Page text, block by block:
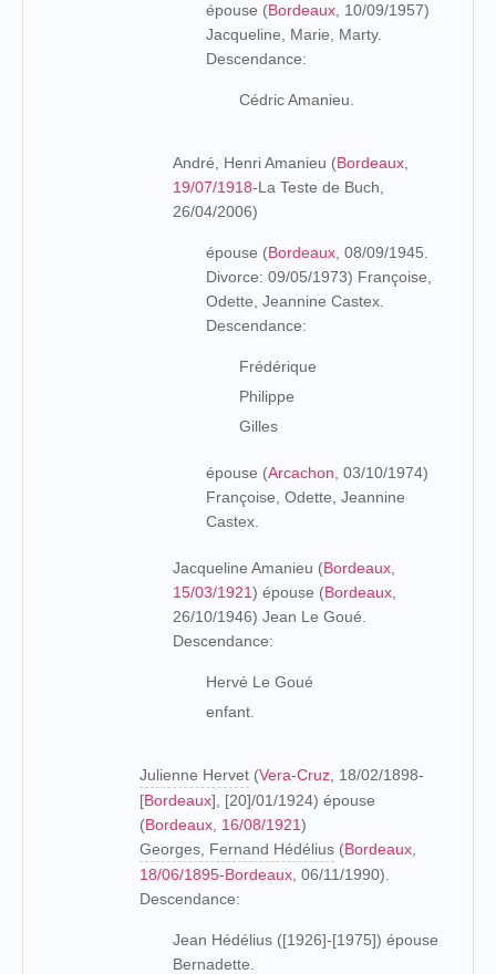
épouse (Bordeaux , 10/09/1957)
Jacqueline, Marie, Marty.
Descendance:
Cédric Amanieu.
André, Henri Amanieu (Bordeaux
19/07/1918-La Teste de Buch,
26/04/2006)
épouse (Bordeaux , 08/09/1945.
Divorce: 09/05/1973) Françoise,
Odette, Jeannine Castex.
Descendance:
Frédérique
Philippe
Gilles
épouse (Arcachon , 03/10/1974)
Françoise, Odette, Jeannine
Castex.
Jacqueline Amanieu (Bordeaux
15/03/1921) épouse (Bordeaux
26/10/1946) Jean Le Goué.
Descendance:
Hervé Le Goué
enfant.
Julienne Hervet (Vera-Cruz , 18/02/1898-
[Bordeaux], [20]/01/1924) épouse
(Bordeaux 16/08/1921)
Georges, Fernand Hédélius (Bordeaux
18/06/1895-Bordeaux , 06/11/1990).
Descendance:
Jean Hédélius ([1926]-[1975]) épouse
Bernadette.